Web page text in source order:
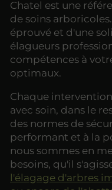
Chatel est une
de soins
éprouvé et d'une
élagueurs
compétences à
optimaux.
Chaque
avec soin, dans le
des normes de
performant et à la
nous sommes en
besoins, qu'il
l'élagage d'arbres